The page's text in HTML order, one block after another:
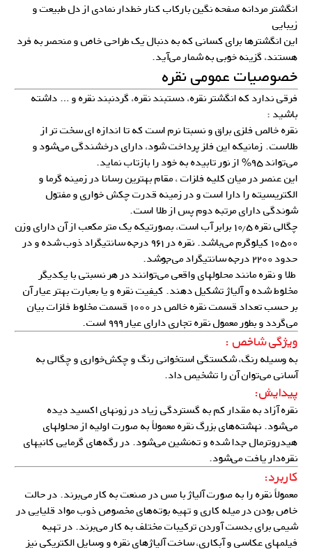
انگشتر مردانه صفحه نگین بارکاب کنار خطدار نمادی از دل طبیعت و
زیبایی
این انگشترها برای کسانی که به دنبال یک طراحی خاص و منحصر به فرد
هستند، گزینه خوبی به شمار می‌آید.
خصوصیات عمومی نقره
فرقی ندارد که انگشتر نقره، دستبند نقره، گردنبند نقره و … داشته
باشید :
نقره خالص فلزی براق و نسبتا نرم است که تا اندازه ای سخت تر از
طلاست. زمانیکه این فلز پرداخت شود، دارای درخشندگی می‌شود و
می‌تواند ۹۵% از نور تابیده به خود را بازتاب نماید.
این عنصر در میان کلیه فلزات ، مقام بهترین رسانا در زمینه گرما و
الکتریسیته را دارا است و در زمینه قدرت چکش خواری و مفتول
شوندگی دارای مرتبه دوم پس از طلا است.
چگالی نقره ۱۰٫۵ برابر آب است، بصورتیکه یک متر مکعب از آن دارای وزن
۱۰۵۰۰ کیلوگرم می‌باشد. نقره در ۹۶۱ درجه سانتیگراد ذوب شده و در
حدود ۲۲۰۰ درجه سانتیگراد می‌جوشد.
طلا و نقره مانند محلولهای واقعی می‌توانند در هر نسبتی با یکدیگر
مخلوط شده و آلیاژ تشکیل دهند. کیفیت نقره و یا بعبارت بهتر عیار آن
بر حسب تعداد قسمت نقره خالص در ۱۰۰۰ قسمت مخلوط فلزات بیان
می‌گردد و بطور معمول نقره تجاری دارای عیار ۹۹۹ است.
ویژگی شاخص :
به وسیله رنگ، شکستگی استخوانی رنگ و چکش‌خواری و چگالی به
آسانی می‌توان آن را تشخیص داد.
پیدایش:
نقره آزاد به مقدار کم به گستردگی زیاد در زونهای اکسید دیده
می‌شود. نهشته‌های بزرگ نقره معمولاً به صورت اولیه از محلولهای
هیدروترمال جدا شده و ته‌‌نشین می‌شود. در رگه‌های گرمایی کانیهای
نقره‌دار یافت می‌شود.
کاربرد:
معمولاً نقره را به صورت آلیاژ با مس در صنعت به کار می‌برند. در حالت
خاص بودن در میله کاری و تهیه بوته‌های مخصوص ذوب مواد قلیایی در
شیمی برای بدست آوردن ترکیبات مختلف به کار می‌برند. در تهیه
فیلمهای عکاسی و آبکاری، ساختآلیاژهای نقرهو وسایل الکتریکی نیز